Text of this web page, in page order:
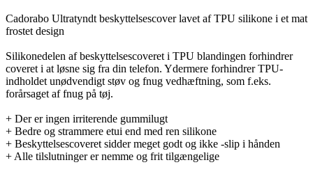
Cadorabo Ultratyndt beskyttelsescover lavet af TPU silikone i et mat
frostet design
Silikonedelen af beskyttelsescoveret i TPU blandingen forhindrer
coveret i at løsne sig fra din telefon. Ydermere forhindrer TPU-
indholdet unødvendigt støv og fnug vedhæftning, som f.eks.
forårsaget af fnug på tøj.
+ Der er ingen irriterende gummilugt
+ Bedre og strammere etui end med ren silikone
+ Beskyttelsescoveret sidder meget godt og ikke -slip i hånden
+ Alle tilslutninger er nemme og frit tilgængelige